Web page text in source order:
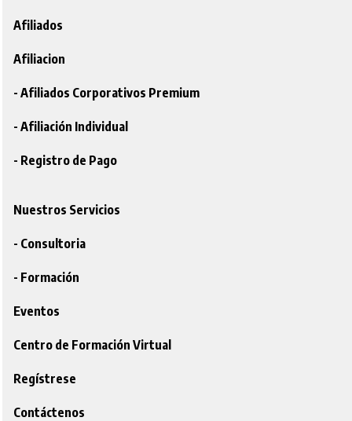
Afiliados
Afiliacion
- Afiliados Corporativos Premium
- Afiliación Individual
- Registro de Pago
Nuestros Servicios
- Consultoria
- Formación
Eventos
Centro de Formación Virtual
Regístrese
Contáctenos